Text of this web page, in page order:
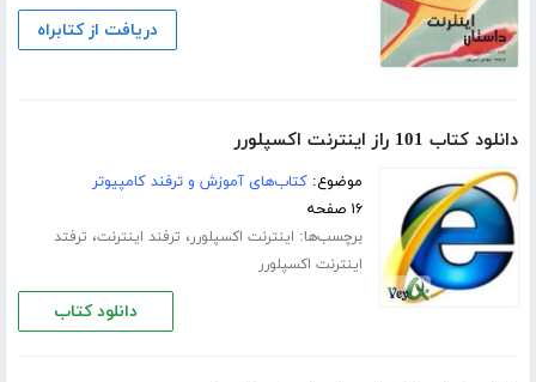
دریافت از کتابراه
دانلود کتاب 101 راز اینترنت اکسپلورر
موضوع:کتاب‌های آموزش و ترفند کامپیوتر
۱۶ صفحه
برچسب‌ها: اینترنت اکسپلورر، ترفند اینترنت، ترفتد
اینترنت اکسپلورر
دانلود کتاب